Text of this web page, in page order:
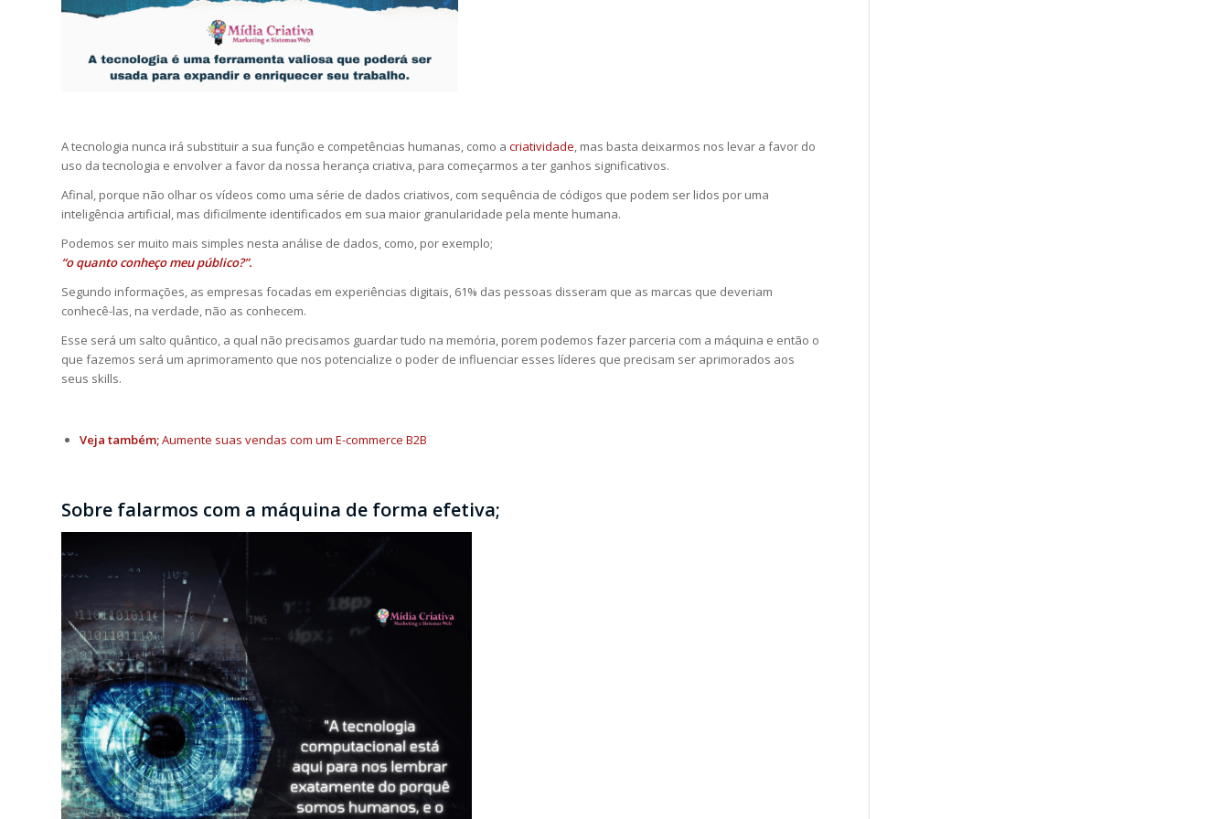
A tecnologia nunca irá substituir a sua função e competências humanas, como a criatividade, mas basta deixarmos nos levar a favor do
uso da tecnologia e envolver a favor da nossa herança criativa, para começarmos a ter ganhos significativos.
Afinal, porque não olhar os vídeos como uma série de dados criativos, com sequência de códigos que podem ser lidos por uma
inteligência artificial, mas dificilmente identificados em sua maior granularidade pela mente humana.
Podemos ser muito mais simples nesta análise de dados, como, por exemplo;
“o quanto conheço meu público?”.
Segundo informações, as empresas focadas em experiências digitais, 61% das pessoas disseram que as marcas que deveriam
conhecê-las, na verdade, não as conhecem.
Esse será um salto quântico, a qual não precisamos guardar tudo na memória, porem podemos fazer parceria com a máquina e então o
que fazemos será um aprimoramento que nos potencialize o poder de influenciar esses líderes que precisam ser aprimorados aos
seus skills.
Veja também;Aumente suas vendas com um E-commerce B2B
Sobre falarmos com a máquina de forma efetiva;